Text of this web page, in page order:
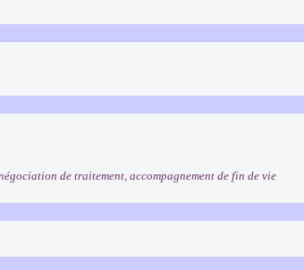
de traitement, accompagnement de fin de vie